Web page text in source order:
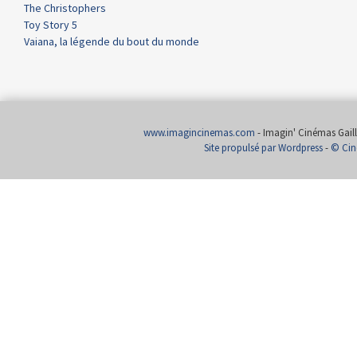
The Christophers
Toy Story 5
Vaiana, la légende du bout du monde
www.imagincinemas.com - Imagin' Cinémas
Site propulsé par Wordpress- ©